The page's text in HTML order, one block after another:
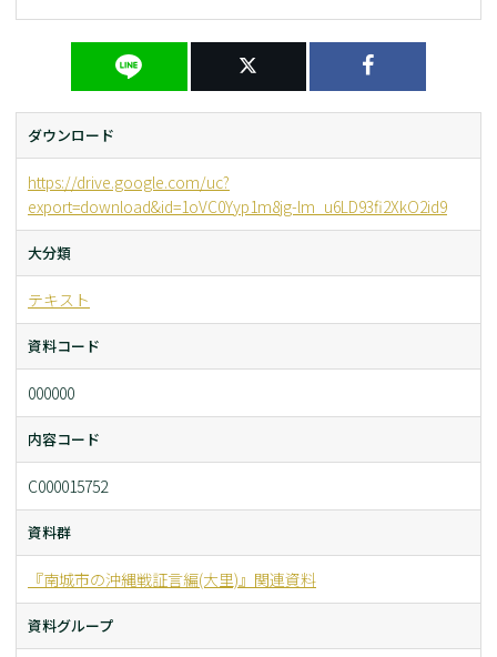
ダウンロード
https://drive.google.com/uc?
export=download&id=1oVC0Yyp1m8jg-lm_u6LD93fi2XkO2id9
大分類
テキスト
資料コード
000000
内容コード
C000015752
資料群
『南城市の沖縄戦証言編(大里)』関連資料
資料グループ